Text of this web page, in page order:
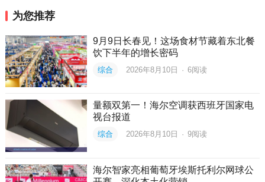
为您推荐
9月9日长春见！这场食材节藏着东北餐
饮下半年的增长密码
综合 2026年8月10日 · 6阅读
量额双第一！海尔空调获西班牙国家电
视台报道
综合 2026年8月10日 · 9阅读
海尔智家亮相葡萄牙埃斯托利尔网球公